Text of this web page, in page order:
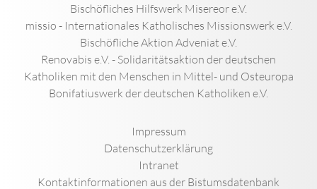
Bischöfliches Hilfswerk Misereor e.V.
missio - Internationales Katholisches Missionswerk e.V.
Bischöfliche Aktion Adveniat e.V.
Renovabis e.V. - Solidaritätsaktion der deutschen
Katholiken mit den Menschen in Mittel- und Osteuropa
Bonifatiuswerk der deutschen Katholiken e.V.
Impressum
Datenschutzerklärung
Intranet
Kontaktinformationen aus der Bistumsdatenbank